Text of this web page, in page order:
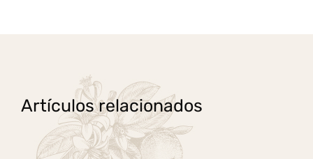
Artículos relacionados